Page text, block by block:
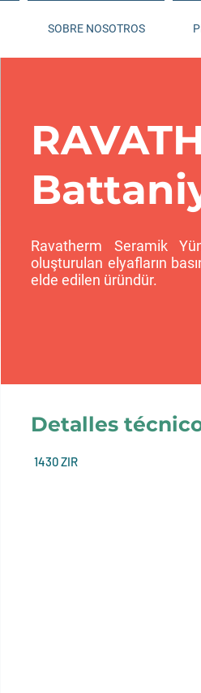
SOBRE NOSOTROS
Ravatherm Seramik
oluşturulan elyafların
elde edilen üründür.
Detalles
1430 ZIR